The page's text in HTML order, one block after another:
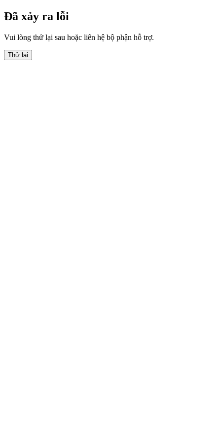
Đã xảy ra lỗi
Vui lòng thử lại sau hoặc liên hệ bộ phận hỗ trợ.
Thử lại